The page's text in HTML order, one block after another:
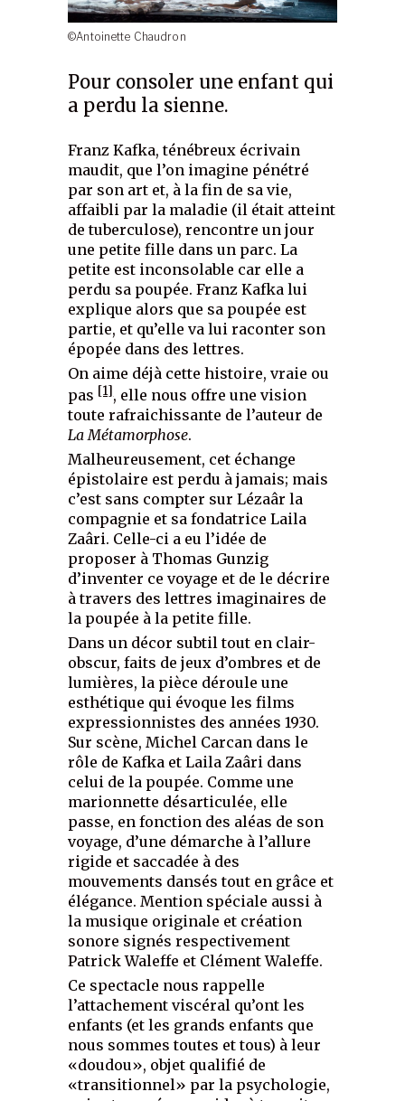
©Antoinette Chaudron
Pour consoler une enfant qui
a perdu la sienne.
Franz Kafka, ténébreux écrivain
maudit, que l’on imagine pénétré
par son art et, à la fin de sa vie,
affaibli par la maladie (il était atteint
de tuberculose), rencontre un jour
une petite fille dans un parc. La
petite est inconsolable car elle a
perdu sa poupée. Franz Kafka lui
explique alors que sa poupée est
partie, et qu’elle va lui raconter son
épopée dans des lettres.
On aime déjà cette histoire, vraie ou
pas [1], elle nous offre une vision
toute rafraichissante de l’auteur de
La Métamorphose.
Malheureusement, cet échange
épistolaire est perdu à jamais; mais
c’est sans compter sur Lézaâr la
compagnie et sa fondatrice Laila
Zaâri. Celle-ci a eu l’idée de
proposer à Thomas Gunzig
d’inventer ce voyage et de le décrire
à travers des lettres imaginaires de
la poupée à la petite fille.
Dans un décor subtil tout en clair-
obscur, faits de jeux d’ombres et de
lumières, la pièce déroule une
esthétique qui évoque les films
expressionnistes des années 1930.
Sur scène, Michel Carcan dans le
rôle de Kafka et Laila Zaâri dans
celui de la poupée. Comme une
marionnette désarticulée, elle
passe, en fonction des aléas de son
voyage, d’une démarche à l’allure
rigide et saccadée à des
mouvements dansés tout en grâce et
élégance. Mention spéciale aussi à
la musique originale et création
sonore signés respectivement
Patrick Waleffe et Clément Waleffe.
Ce spectacle nous rappelle
l’attachement viscéral qu’ont les
enfants (et les grands enfants que
nous sommes toutes et tous) à leur
«doudou», objet qualifié de
«transitionnel» par la psychologie,